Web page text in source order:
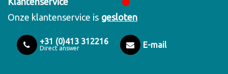
Onze klantenservice is gesloten
+31 (0)413 312216
Direct answer E-mail